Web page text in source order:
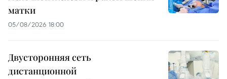
матки
05/08/2026 18:00
Двусторонняя сеть
дистанционной